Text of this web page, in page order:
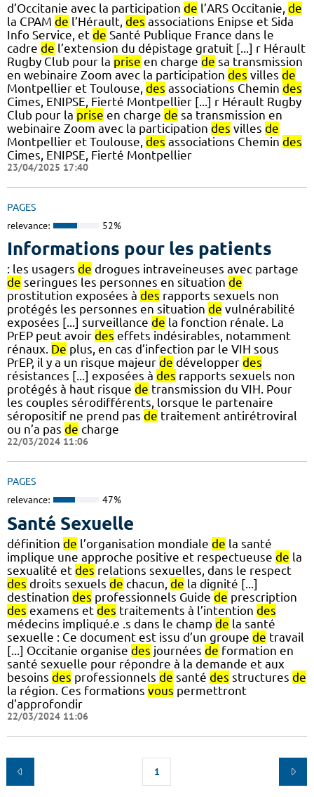
d’Occitanie avec la participation de l’ARS Occitanie, de
la CPAM de l’Hérault, des associations Enipse et Sida
Info Service, et de Santé Publique France dans le
cadre de l’extension du dépistage gratuit [...] r Hérault
Rugby Club pour la prise en charge de sa transmission
en webinaire Zoom avec la participation des villes de
Montpellier et Toulouse, des associations Chemin des
Cimes, ENIPSE, Fierté Montpellier [...] r Hérault Rugby
Club pour la prise en charge de sa transmission en
webinaire Zoom avec la participation des villes de
Montpellier et Toulouse, des associations Chemin des
Cimes, ENIPSE, Fierté Montpellier
23/04/2025 17:40
PAGES
relevance: 52%
Informations pour les patients
: les usagers de drogues intraveineuses avec partage
de seringues les personnes en situation de
prostitution exposées à des rapports sexuels non
protégés les personnes en situation de vulnérabilité
exposées [...] surveillance de la fonction rénale. La
PrEP peut avoir des effets indésirables, notamment
rénaux. De plus, en cas d’infection par le VIH sous
PrEP, il y a un risque majeur de développer des
résistances [...] exposées à des rapports sexuels non
protégés à haut risque de transmission du VIH. Pour
les couples sérodifférents, lorsque le partenaire
séropositif ne prend pas de traitement antirétroviral
ou n’a pas de charge
22/03/2024 11:06
PAGES
relevance: 47%
Santé Sexuelle
définition de l’organisation mondiale de la santé
implique une approche positive et respectueuse de la
sexualité et des relations sexuelles, dans le respect
des droits sexuels de chacun, de la dignité [...]
destination des professionnels Guide de prescription
des examens et des traitements à l’intention des
médecins impliqué.e .s dans le champ de la santé
sexuelle : Ce document est issu d’un groupe de travail
[...] Occitanie organise des journées de formation en
santé sexuelle pour répondre à la demande et aux
besoins des professionnels de santé des structures de
la région. Ces formations vous permettront
d'approfondir
22/03/2024 11:06
1